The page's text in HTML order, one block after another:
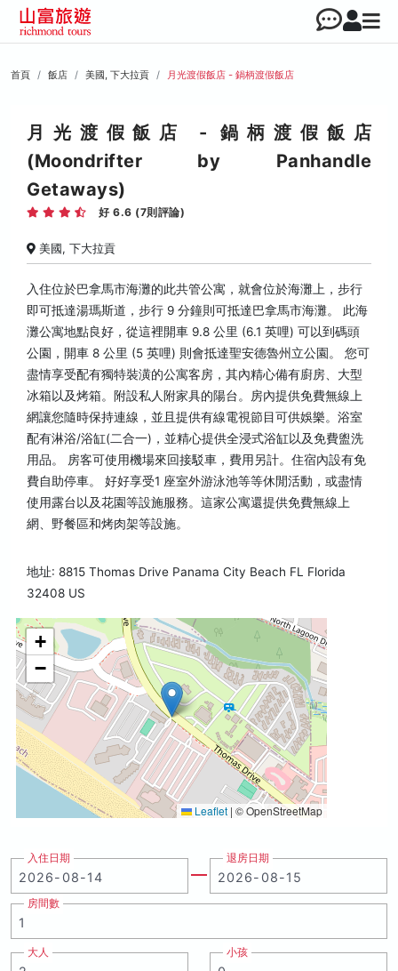
首頁 飯店 美國, 下大拉貢 月光渡假飯店 - 鍋柄渡假飯店
月光渡假飯店 - 鍋柄渡假飯店
(Moondrifter by Panhandle
Getaways)
好 6.6 (7則評論)
美國, 下大拉貢
入住位於巴拿馬市海灘的此共管公寓，就會位於海灘上，步行
即可抵達湯瑪斯道，步行 9 分鐘則可抵達巴拿馬市海灘。 此海
灘公寓地點良好，從這裡開車 9.8 公里 (6.1 英哩) 可以到碼頭
公園，開車 8 公里 (5 英哩) 則會抵達聖安德魯州立公園。 您可
盡情享受配有獨特裝潢的公寓客房，其內精心備有廚房、大型
冰箱以及烤箱。附設私人附家具的陽台。房內提供免費無線上
網讓您隨時保持連線，並且提供有線電視節目可供娛樂。浴室
配有淋浴/浴缸(二合一)，並精心提供全浸式浴缸以及免費盥洗
用品。 房客可使用機場來回接駁車，費用另計。住宿內設有免
費自助停車。 好好享受1 座室外游泳池等等休閒活動，或盡情
使用露台以及花園等設施服務。這家公寓還提供免費無線上
網、野餐區和烤肉架等設施。
地址: 8815 Thomas Drive Panama City Beach FL Florida
32408 US
+
−
Leaflet | © OpenStreetMap
入住日期 退房日期
房間數
大人 小孩